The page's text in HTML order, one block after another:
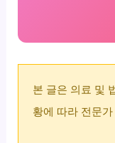
본 글은 의료 및
황에 따라 전문